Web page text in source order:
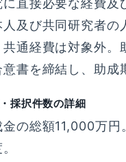
に直接必要な経費及
人及び共同研究者の
共通経費は対象外
意書を締結し、助成
採択件数の詳細
金の総額11,000万